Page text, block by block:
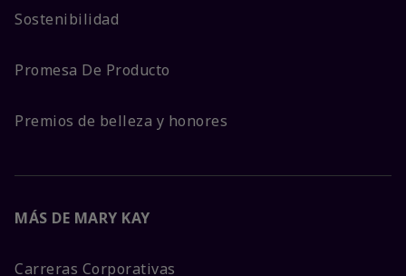
Sostenibilidad
Promesa De Producto
Premios de belleza y honores
MÁS DE MARY KAY
Carreras Corporativas